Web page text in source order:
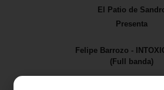
El Patio de
Presenta
Felipe Barrozo -
(Full banda)